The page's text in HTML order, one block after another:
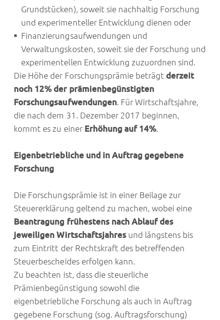
Grundstücken), soweit sie nachhaltig Forschung
und experimenteller Entwicklung dienen oder
Finanzierungsaufwendungen und
Verwaltungskosten, soweit sie der Forschung und
experimentellen Entwicklung zuzuordnen sind.
Die Höhe der Forschungsprämie beträgtderzeit
noch 12% der prämienbegünstigten
Forschungsaufwendungen. Für Wirtschaftsjahre,
die nach dem 31. Dezember 2017 beginnen,
kommt es zu einer Erhöhung auf 14%.
Eigenbetriebliche und in Auftrag gegebene
Forschung
Die Forschungsprämie ist in einer Beilage zur
Steuererklärung geltend zu machen, wobei eine
Beantragung frühestens nach Ablauf des
jeweiligen Wirtschaftsjahresund längstens bis
zum Eintritt der Rechtskraft des betreffenden
Steuerbescheides erfolgen kann.
Zu beachten ist, dass die steuerliche
Prämienbegünstigung sowohl die
eigenbetriebliche Forschung als auch in Auftrag
gegebene Forschung (sog. Auftragsforschung)